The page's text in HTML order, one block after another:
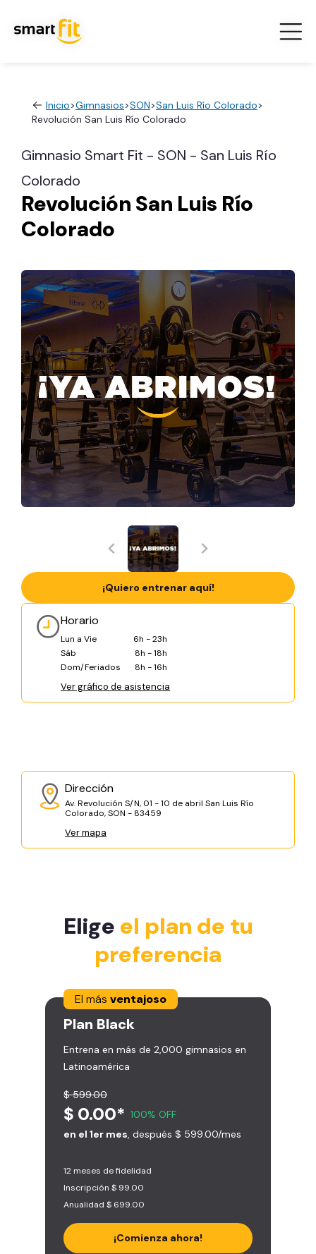
Inicio>Gimnasios>SON>San Luis Río Colorado>
Revolución San Luis Río Colorado
Gimnasio Smart Fit - SON - San Luis Río
Colorado
Revolución San Luis Río
Colorado
Horario
Lun a Vie
6h - 23h
Sáb
8h - 18h
Dom/Feriados
8h - 16h
Ver gráfico de asistencia
Dirección
Av. Revolución S/N, 01 - 10 de abril San Luis Río
Colorado, SON - 83459
Ver mapa
¡Quiero entrenar aquí!
Elige el plan de tu
preferencia
El más ventajoso
Plan Black
Entrena en más de 2,000 gimnasios en
Latinoamérica
$ 599.00
$ 0.00* 100% OFF
en el 1er mes , después $ 599.00/mes
12 meses de fidelidad
Inscripción $ 99.00
Anualidad $ 699.00
¡Comienza ahora!